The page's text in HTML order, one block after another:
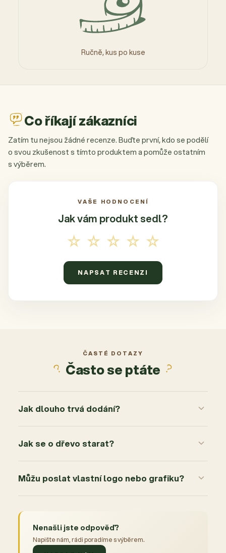
Ručně, kus po kuse
Co říkají zákazníci
Zatím tu nejsou žádné recenze. Buďte první, kdo se podělí
o svou zkušenost s tímto produktem a pomůže ostatním
s výběrem.
VAŠE HODNOCENÍ
Jak vám produkt sedl?
☆☆☆☆☆
NAPSAT RECENZI
ČASTÉ DOTAZY
Často se ptáte
Jak dlouho trvá dodání?
Jak se o dřevo starat?
Můžu poslat vlastní logo nebo grafiku?
Nenašli jste odpověď?
Napište nám, rádi poradíme s výběrem.